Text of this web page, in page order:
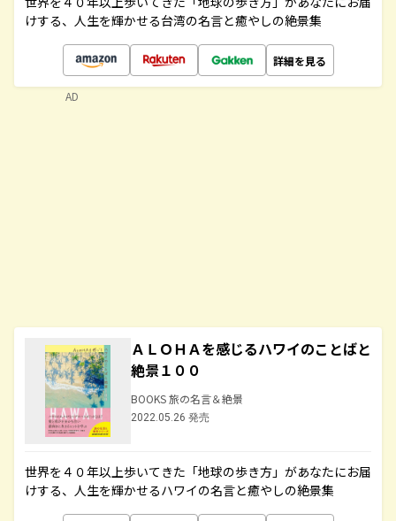
けする、人生を輝かせる台湾の名言と癒やしの絶景集
詳細を見る
ＡＬＯＨＡを感じるハワイのことばと
絶景１００
BOOKS 旅の名言＆絶景
2022.05.26 発売
世界を４０年以上歩いてきた「地球の歩き方」があなたにお届
けする、人生を輝かせるハワイの名言と癒やしの絶景集
AD